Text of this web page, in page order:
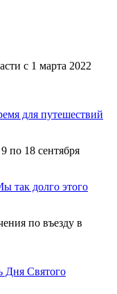
с 1 марта 2022
для путешествий
по 18 сентября
так долго этого
по въезду в
Дня Святого